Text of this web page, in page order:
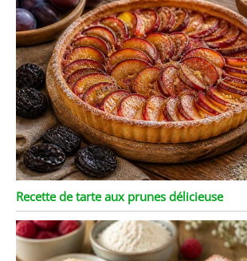
Recette de tarte aux prunes délicieuse